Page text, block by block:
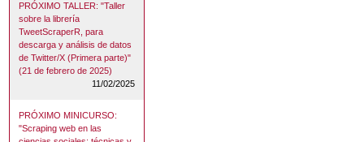
PRÓXIMO TALLER: "Taller
sobre la librería
TweetScraperR, para
descarga y análisis de datos
de Twitter/X (Primera parte)"
(21 de febrero de 2025)
11/02/2025
PRÓXIMO MINICURSO:
"Scraping web en las